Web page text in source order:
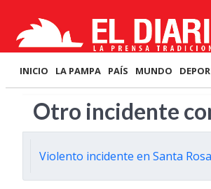
INICIO LA PAMPA PAÍS MUNDO
Otro incidente
Violento incidente en Santa